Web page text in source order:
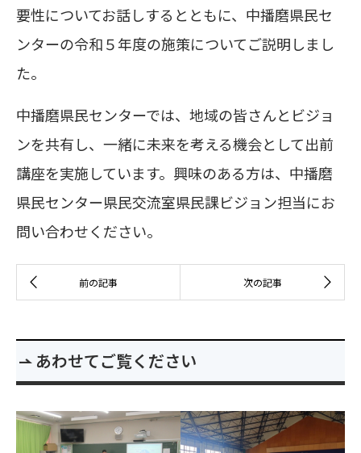
要性についてお話しするとともに、中播磨県民セ
ンターの令和５年度の施策についてご説明しまし
た。
中播磨県民センターでは、地域の皆さんとビジョ
ンを共有し、一緒に未来を考える機会として出前
講座を実施しています。興味のある方は、中播磨
県民センター県民交流室県民課ビジョン担当にお
問い合わせください。
あわせてご覧ください